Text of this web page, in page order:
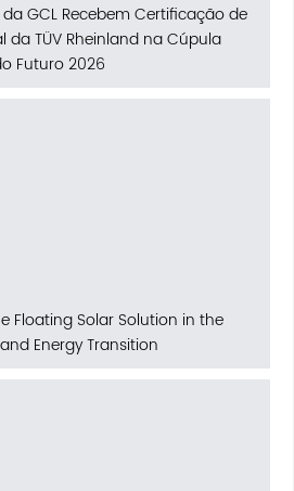
GCL Recebem Certificação de
da TÜV Rheinland na Cúpula
Futuro 2026
Floating Solar Solution in the
Energy Transition